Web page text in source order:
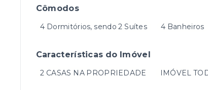
Cômodos
4 Dormitórios, sendo 2 Suítes 4 Banheiros
Características do Imóvel
2 CASAS NA PROPRIEDADE IMÓVEL